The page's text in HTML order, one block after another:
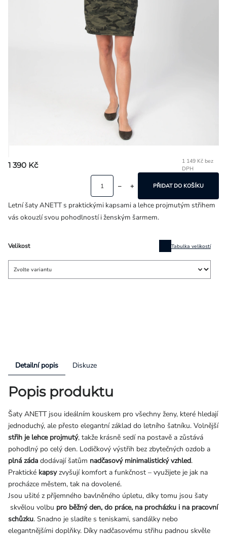
1 390 Kč
1 149 Kč bez
DPH
Velikost Tabulka velikostí
PŘIDAT DO KOŠÍKU
Letní šaty ANETT s praktickými kapsami a lehce projmutým střihem
vás okouzlí svou pohodlností i ženským šarmem.
Detailní popis Diskuze
Popis produktu
Šaty ANETT jsou ideálním kouskem pro všechny ženy, které hledají
jednoduchý, ale přesto elegantní základ do letního šatníku. Volnější
střih je lehce projmutý, takže krásně sedí na postavě a zůstává
pohodlný po celý den. Lodičkový výstřih bez zbytečných ozdob a
plná záda dodávají šatům nadčasový minimalistický vzhled.
Praktické kapsyzvyšují komfort a funkčnost – využijete je jak na
procházce městem, tak na dovolené.
Jsou ušité z příjemného bavlněného úpletu, díky tomu jsou šaty
skvělou volbu pro běžný den, do práce, na procházku i na pracovní
schůzku. Snadno je sladíte s teniskami, sandálky nebo
elegantnějšími doplňky. Díky nadčasovému střihu padnou skvěle